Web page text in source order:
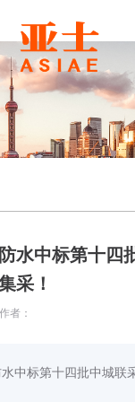
水中标第十四
采！
者：
中标第十四批中城联